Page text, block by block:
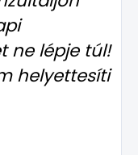
ne lépje túl!
helyettesíti